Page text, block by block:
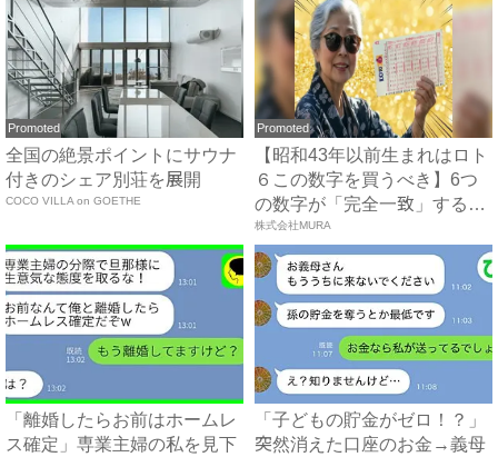
Promoted
全国の絶景ポイントにサウナ
付きのシェア別荘を展開
COCO VILLA on GOETHE
Promoted
【昭和43年以前生まれはロト
６この数字を買うべき】6つ
の数字が「完全一致」する
方...
株式会社MURA
「離婚したらお前はホームレ
ス確定」専業主婦の私を見下
「子どもの貯金がゼロ！？」
突然消えた口座のお金→義母